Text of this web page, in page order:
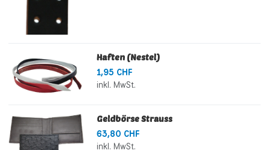
Haften (Nestel)
1,95 CHF
inkl. MwSt.
Geldbörse Strauss
63,80 CHF
inkl. MwSt.